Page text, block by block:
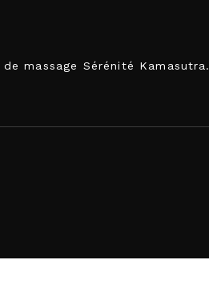
massage Sérénité Kamasutra.